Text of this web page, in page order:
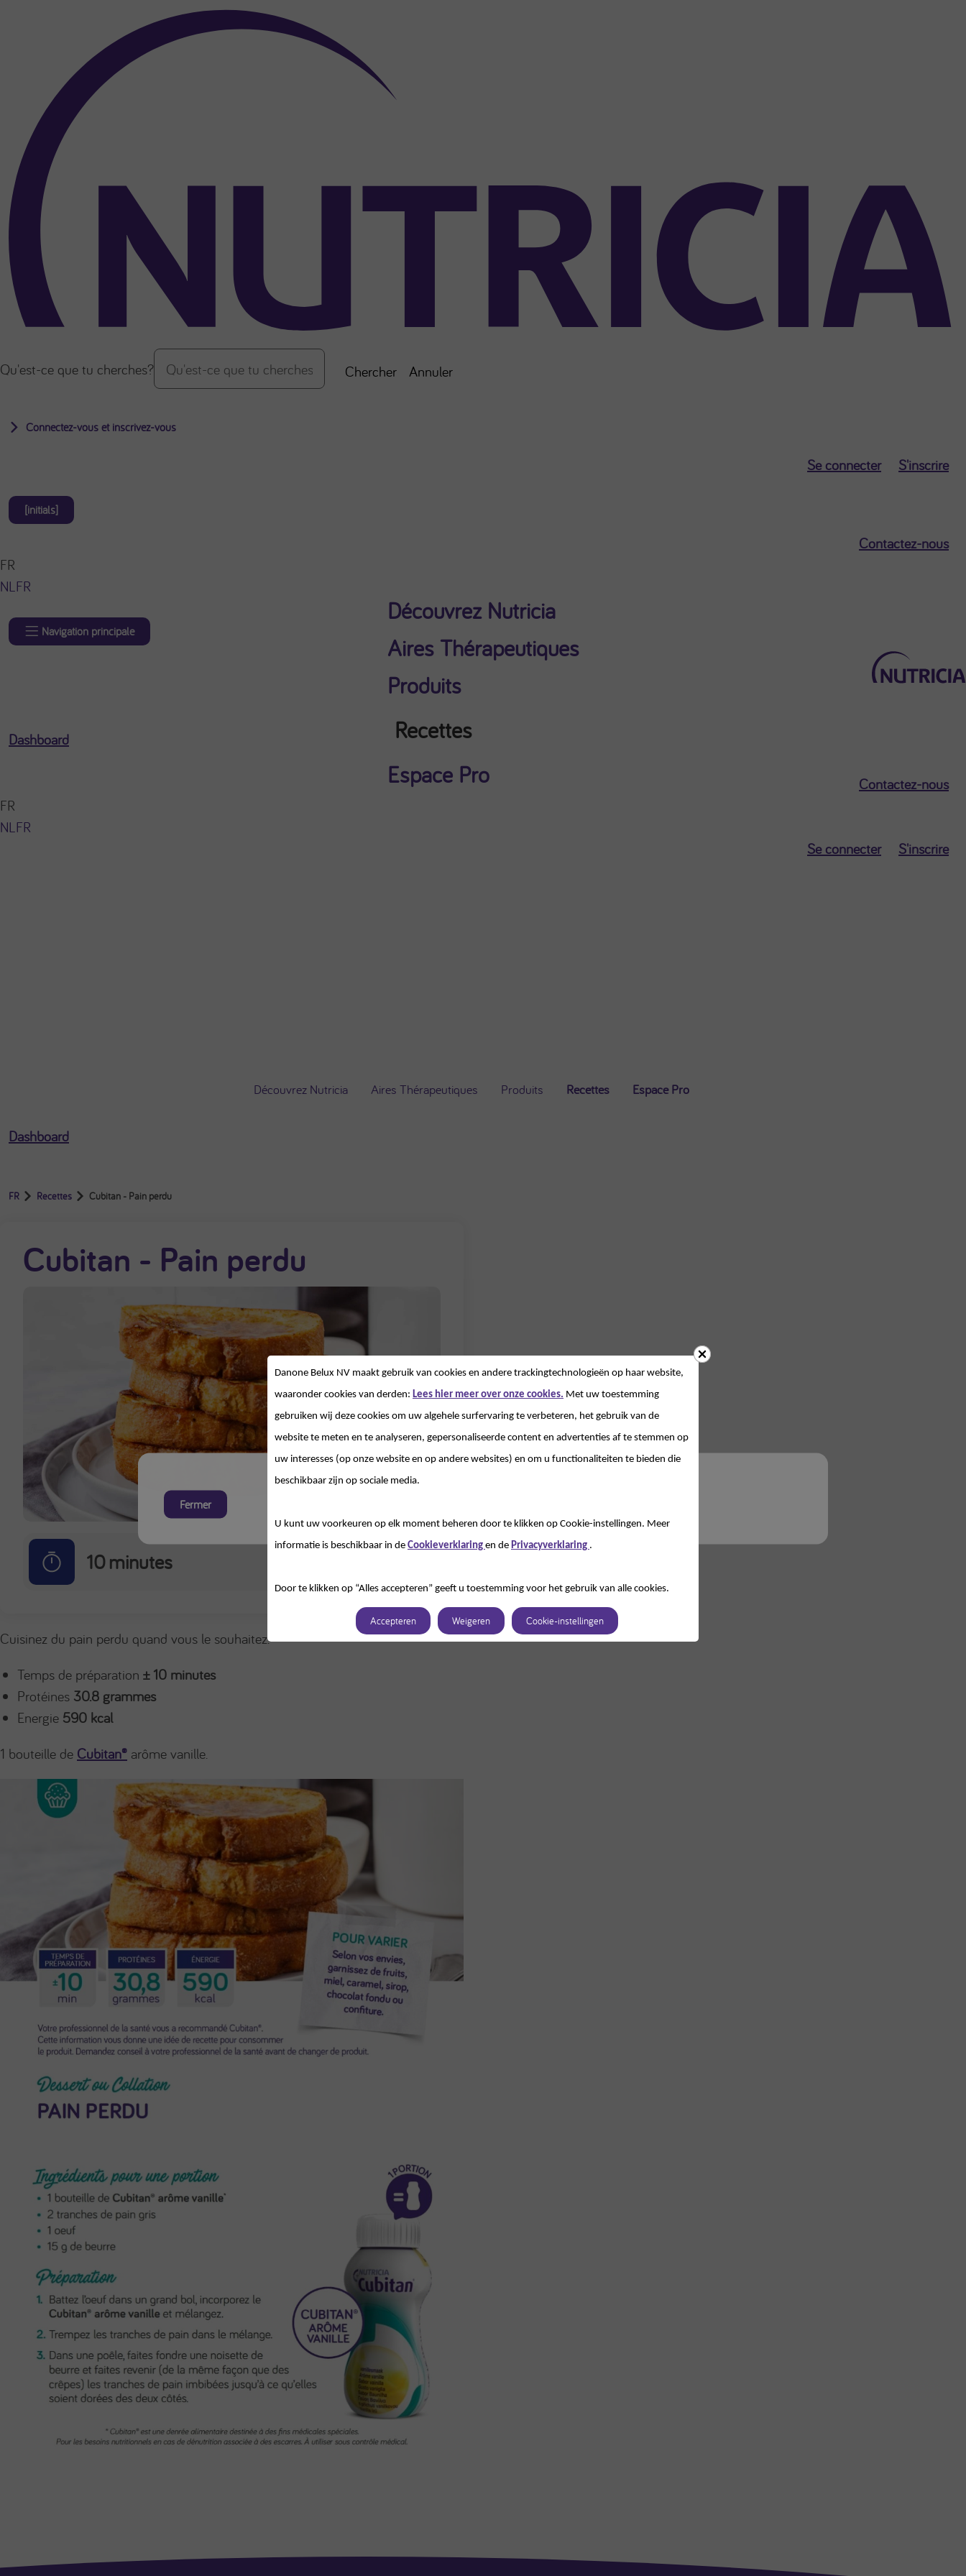
Fermer
Vers le haut de la page
Qu'est-ce que tu cherches? Chercher Annuler
Connectez-vous et inscrivez-vous
Se connecter S'inscrire
[initials]
Contactez-nous
FR
NLFR
Navigation principale
Découvrez Nutricia
Aires Thérapeutiques
Produits
Recettes
Espace Pro
Dashboard
Contactez-nous
FR
NLFR
Se connecter
S'inscrire
Découvrez Nutricia Aires Thérapeutiques Produits Recettes Espace Pro
Dashboard
FR Recettes Cubitan - Pain perdu
Cubitan - Pain perdu
10minutes
Cuisinez du pain perdu quand vous le souhaitez.
Temps de préparation ± 10 minutes
Protéines 30.8 grammes
Energie 590 kcal
1 bouteille de Cubitan® arôme vanille.
Danone Belux NV maakt gebruik van cookies en andere trackingtechnologieën op haar website,
waaronder cookies van derden: Lees hier meer over onze cookies. Met uw toestemming
gebruiken wij deze cookies om uw algehele surfervaring te verbeteren, het gebruik van de
website te meten en te analyseren, gepersonaliseerde content en advertenties af te stemmen op
uw interesses (op onze website en op andere websites) en om u functionaliteiten te bieden die
beschikbaar zijn op sociale media.
U kunt uw voorkeuren op elk moment beheren door te klikken op Cookie-instellingen. Meer
informatie is beschikbaar in de Cookieverklaring en de Privacyverklaring .
Door te klikken op “Alles accepteren” geeft u toestemming voor het gebruik van alle cookies.
Accepteren Weigeren Cookie-instellingen